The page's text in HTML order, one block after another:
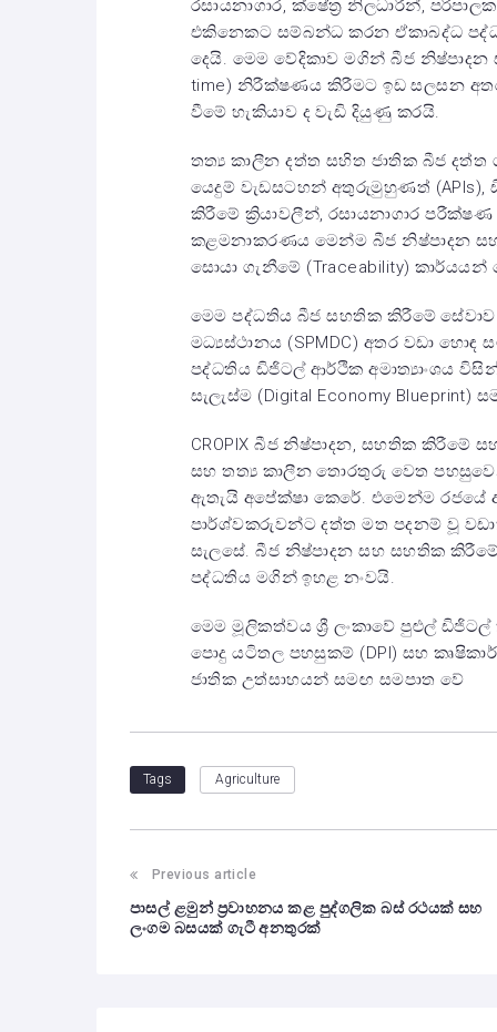
රසායනාගාර, ක්ෂේත්‍ර නිලධාරීන්,
එකිනෙකට සම්බන්ධ කරන ඒකාබද්ධ
දෙයි. මෙම වේදිකාව මගින් බීජ
time) නිරීක්ෂණය කිරීමට ඉඩ සලසන
වීමේ හැකියාව ද වැඩි දියුණු කරයි.
තත්‍ය කාලීන දත්ත සහිත ජාතික බීජ
යෙදුම් වැඩසටහන් අතුරුමුහුණත් (APIs),
කිරීමේ ක්‍රියාවලීන්, රසායනාගාර
කළමනාකරණය මෙන්ම බීජ නිෂ්පාදන
සොයා ගැනීමේ (Traceability)
මෙම පද්ධතිය බීජ සහතික කිරීමේ සේවාව
මධ්‍යස්ථානය (SPMDC) අතර වඩා
පද්ධතිය ඩිජිටල් ආර්ථික අමාත්‍යාංශය
සැලැස්ම (Digital Economy
CROPIX බීජ නිෂ්පාදන, සහතික කිරීමේ
සහ තත්‍ය කාලීන තොරතුරු වෙත
ඇතැයි අපේක්ෂා කෙරේ. එමෙන්ම
පාර්ශ්වකරුවන්ට දත්ත මත පදනම් වූ
සැලසේ. බීජ නිෂ්පාදන සහ සහතික
පද්ධතිය මගින් ඉහළ නංවයි.
මෙම මූලිකත්වය ශ්‍රී ලංකාවේ පුළුල්
පොදු යටිතල පහසුකම් (DPI) සහ
ජාතික උත්සාහයන් සමඟ සමපාත වේ
Tags Agriculture
Previous article
පාසල් ළමුන් ප්‍රවාහනය කළ පුද්ගලික බස් රථයක් සහ
ලංගම බසයක් ගැටී අනතුරක්